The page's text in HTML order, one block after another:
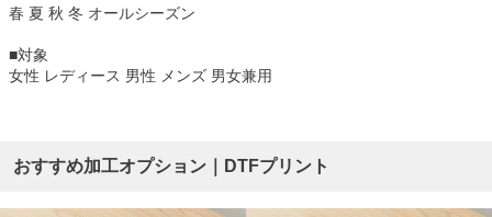
春 夏 秋 冬 オールシーズン
■対象
女性 レディース 男性 メンズ 男女兼用
おすすめ加工オプション｜DTFプリント